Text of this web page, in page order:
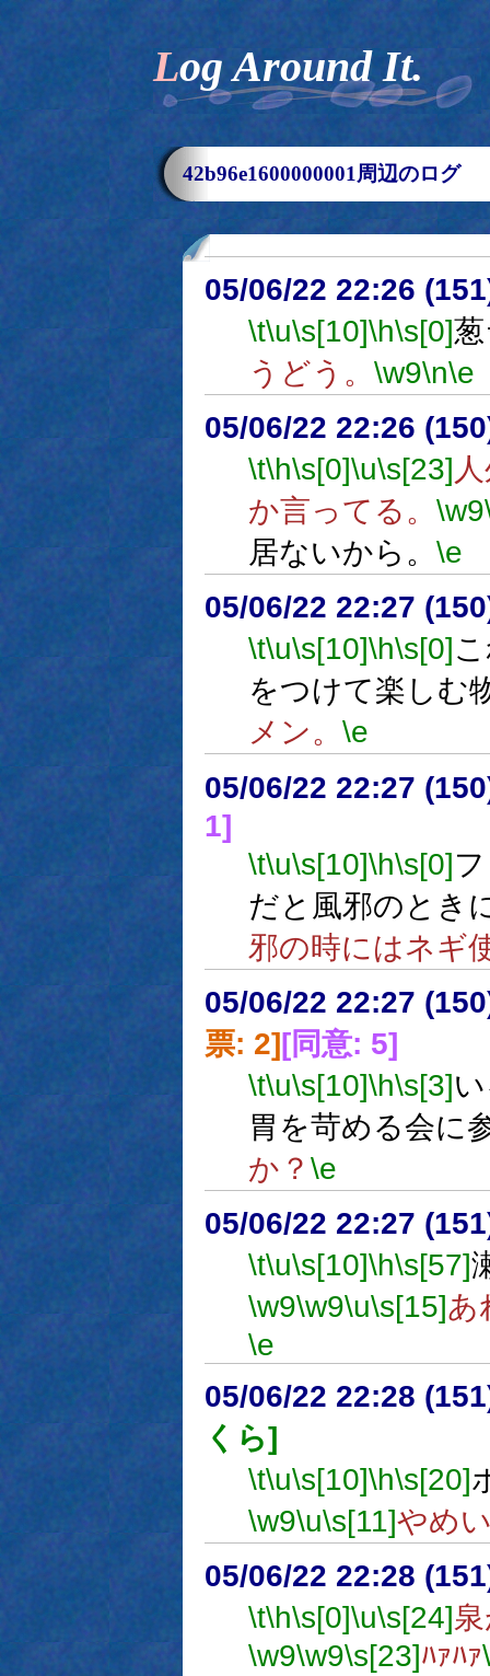
Log Around It.
42b96e1600000001周辺のログ
05/06/22 22:26
\t\u\s[10]\h\s[0]
うどう。 \w9\n\e
05/06/22 22:26
\t\h\s[0]\u\s[23]
か言ってる。 \w9
居ないから。 \e
05/06/22 22:27
\t\u\s[10]\h\s[0]
をつけて楽しむ
メン。 \e
05/06/22 22:27
1]
\t\u\s[10]\h\s[0]
だと風邪のとき
邪の時にはネギ
05/06/22 22:27
票: 2][同意: 5]
\t\u\s[10]\h\s[3]
胃を苛める会に
か？ \e
05/06/22 22:27
\t\u\s[10]\h\s[57]
\w9\w9\u\s[15]あ
\e
05/06/22 22:28
くら]
\t\u\s[10]\h\s[20]
\w9\u\s[11]やめ
05/06/22 22:28
\t\h\s[0]\u\s[24]
\w9\w9\s[23]ﾊｧﾊｧ